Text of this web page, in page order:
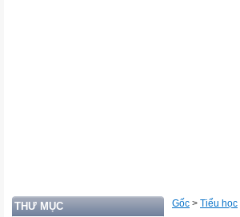
THƯ MỤC Gốc > Tiểu học